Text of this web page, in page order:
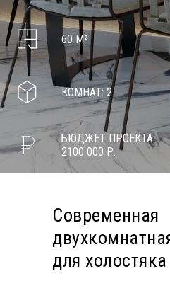
60 М²
КОМНАТ: 2
БЮДЖЕТ ПРОЕКТА:
2100 000 Р.
Современная
для холостяка